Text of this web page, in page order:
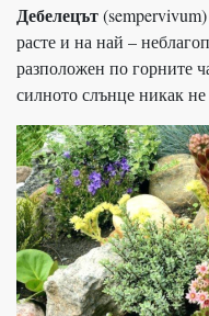
Дебелецът
расте и на най –
разположен по горните
силното слънце никак